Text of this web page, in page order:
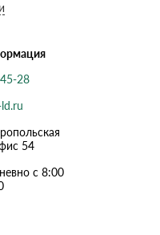
28
54
с 8:00